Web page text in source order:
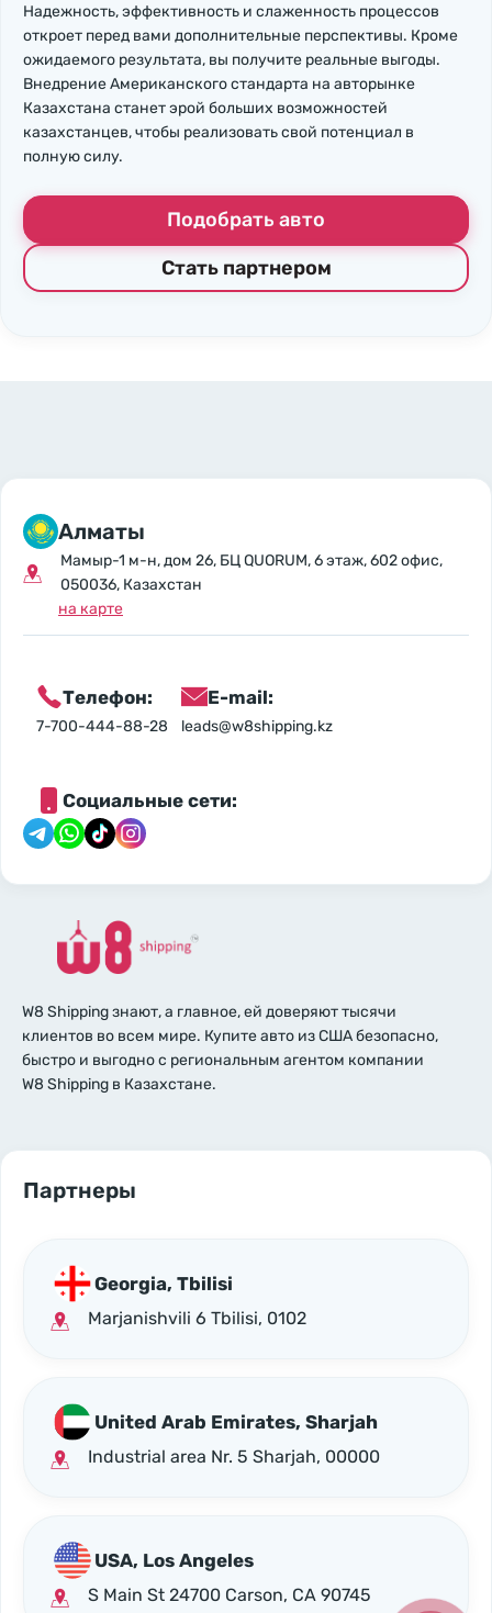
Надежность, эффективность и слаженность процессов
откроет перед вами дополнительные перспективы. Кроме
ожидаемого результата, вы получите реальные выгоды.
Внедрение Американского стандарта на авторынке
Казахстана станет эрой больших возможностей
казахстанцев, чтобы реализовать свой потенциал в
полную силу.
Подобрать авто
Стать партнером
Алматы
Мамыр-1 м-н, дом 26, БЦ QUORUM, 6 этаж, 602 офис,
050036, Казахстан
на карте
Телефон:
7-700-444-88-28
E-mail:
leads@w8shipping.kz
Социальные сети:
W8 Shipping знают, а главное, ей доверяют тысячи
клиентов во всем мире. Купите авто из США безопасно,
быстро и выгодно с региональным агентом компании
W8 Shipping в Казахстане.
Партнеры
Georgia, Tbilisi
Marjanishvili 6 Tbilisi, 0102
United Arab Emirates, Sharjah
Industrial area Nr. 5 Sharjah, 00000
USA, Los Angeles
S Main St 24700 Carson, CA 90745